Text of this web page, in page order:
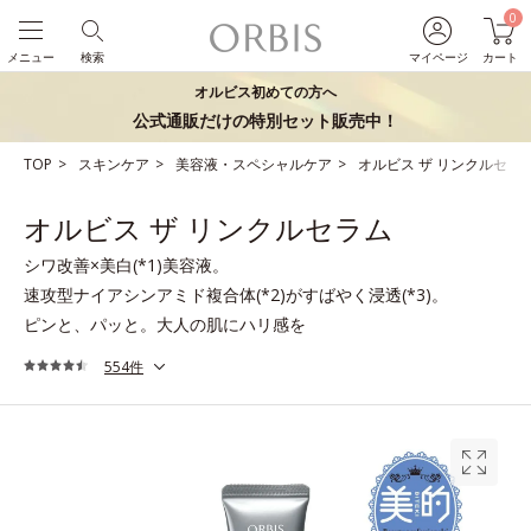
マイページ
0
カート
検索
メニュー
オルビス初めての方へ
公式通販だけの特別セット販売中！
TOP スキンケア 美容液・スペシャルケア オルビス ザ リンクルセラ
オルビス ザ リンクルセラム
シワ改善×美白(*1)美容液。
速攻型ナイアシンアミド複合体(*2)がすばやく浸透(*3)。
ピンと、パッと。大人の肌にハリ感を
554件